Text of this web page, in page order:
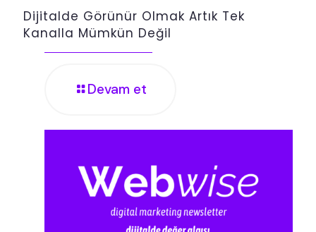
Dijitalde Görünür Olmak Artık Tek
Kanalla Mümkün Değil
Devam et